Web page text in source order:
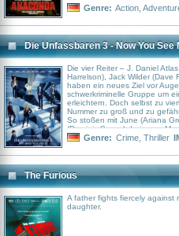
Genre: Action
Die Unfassbaren 3 - Now You See
Die vier Reiter – J. Daniel
Harrelson), Jack Wilder (Dave
haben ein neues Ziel vor
schwerkriminelle Gruppe um
erleichtern. Doch selbst zu
Nummer zu groß und zu
So stoßen mit June (Ariana
(Dominic Sessa) drei neue
vier Reiter den wertvollen
Genre: Crime Thriller
The Furious
A father fights fiercely against
daughter.